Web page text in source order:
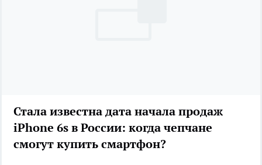
Стала известна дата начала продаж
iPhone 6s в России: когда чепчане
смогут купить смартфон?